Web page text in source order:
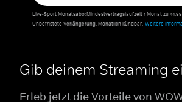
Live-Sport Monatsabo: Mindestvertragslaufzeit 1 Monat zu
Unbefristete Verlängerung. Monatlich kündbar. Weitere
Gib deinem Streaming
Erleb jetzt die Vorteile von